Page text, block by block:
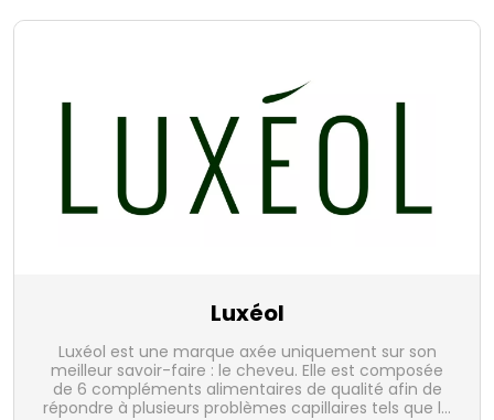
Luxéol
Luxéol est une marque axée uniquement sur son
meilleur savoir-faire : le cheveu. Elle est composée
de 6 compléments alimentaires de qualité afin de
répondre à plusieurs problèmes capillaires tels que la